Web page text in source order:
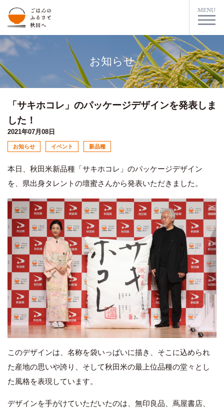
お知らせ
「サキホコレ」のパッケージデザインを発表しま
した！
2021年07月08日
お知らせ イベント 新品種
本日、秋田米新品種「サキホコレ」のパッケージデザイン
を、県出身タレントの壇蜜さんから発表いただきました。
このデザインは、名称を袋いっぱいに描き、そこに込められ
た産地の思いや誇り、そして秋田米の最上位品種の堂々とし
た風格を表現しています。
デザインを手がけていただいたのは、無印良品、蔦屋書店、